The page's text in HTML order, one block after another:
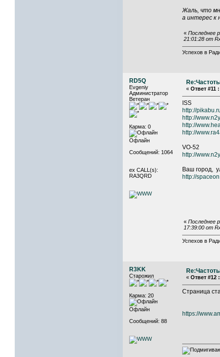
Жаль, что
а интерес к
« Последнее
21:01:28 от
Успехов в
RD5Q
Evgeniy
Администратор
Ветеран
Карма: 0
Офлайн
Сообщений: 1064
ex CALL(s):
RA3QRD
« Ответ #11 :
ISS
http://
http://
http://
http://
VO-52
http://
Ваш город,
http://
« Последнее
17:39:00 от
Успехов в
R3KK
Старожил
Карма: 20
Офлайн
Сообщений: 88
« Ответ #12 :
Страница
https://